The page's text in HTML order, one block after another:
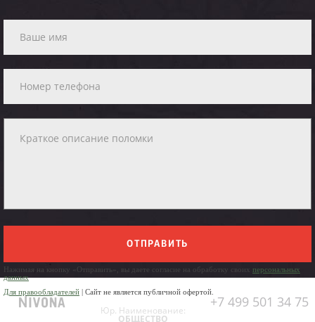
ОТПРАВИТЬ
Нажимая на кнопку «Отправить», вы даете согласие на обработку своих персональных
данных
Для правообладателей | Сайт не является публичной офертой.
+7 499 501 34 75
Юр. Наименование:
ОБЩЕСТВО